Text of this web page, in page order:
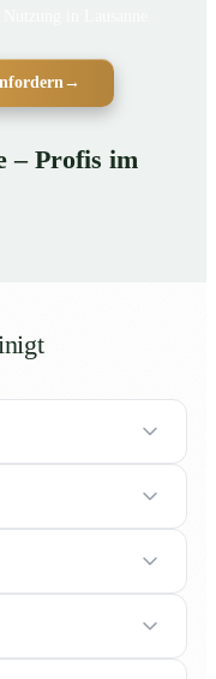
→
– Profis im